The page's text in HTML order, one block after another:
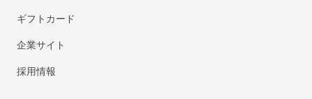
ギフトカード
企業サイト
採用情報